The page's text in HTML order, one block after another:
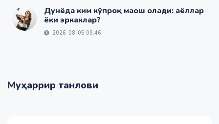
Дунёда ким кўпроқ маош олади: аёллар
ёки эркаклар?
2026-08-05 09:46
Муҳаррир танлови